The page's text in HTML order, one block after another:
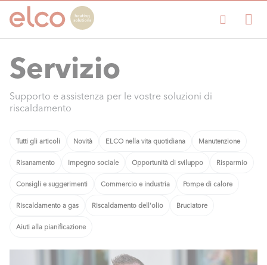
Servizio
Supporto e assistenza per le vostre soluzioni di
riscaldamento
Tutti gli articoli Novità ELCO nella vita quotidiana Manutenzione
Risanamento Impegno sociale Opportunità di sviluppo Risparmio
Consigli e suggerimenti Commercio e industria Pompe di calore
Riscaldamento a gas Riscaldamento dell'olio Bruciatore
Aiuti alla pianificazione